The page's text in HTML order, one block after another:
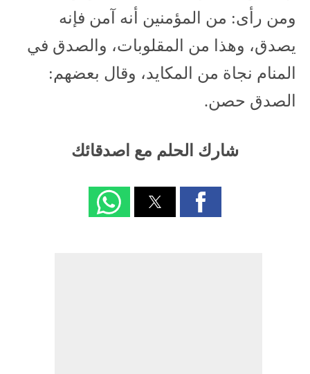
ومن رأى: من المؤمنين أنه آمن فإنه
يصدق، وهذا من المقلوبات، والصدق في
المنام نجاة من المكايد، وقال بعضهم:
الصدق حصن.
شارك الحلم مع اصدقائك